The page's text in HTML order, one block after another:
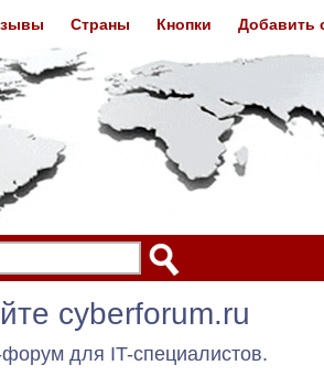
cyberforum.ru
для IT-специалистов.
Страны Кнопки Добавить